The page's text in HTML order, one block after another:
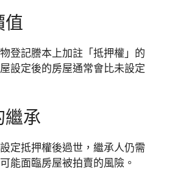
值
登記謄本上加註「抵押權」的
設定後的房屋通常會比未設定
繼承
定抵押權後過世，繼承人仍需
能面臨房屋被拍賣的風險。